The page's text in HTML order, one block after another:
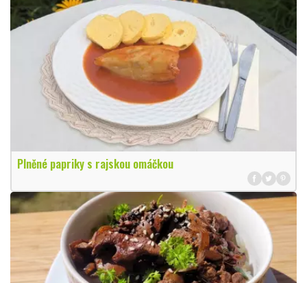
Plněné papriky s rajskou omáčkou